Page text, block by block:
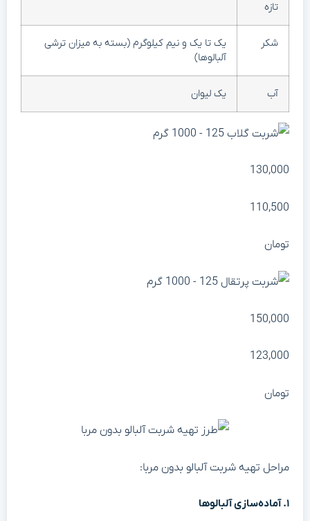
یک تا یک و نیم کیلوگرم (بسته به میزان ترشی
آلبالوها)
یک لیوان
130,000
110,500
تومان
150,000
123,000
تومان
مراحل تهیه شربت آلبالو بدون مربا: